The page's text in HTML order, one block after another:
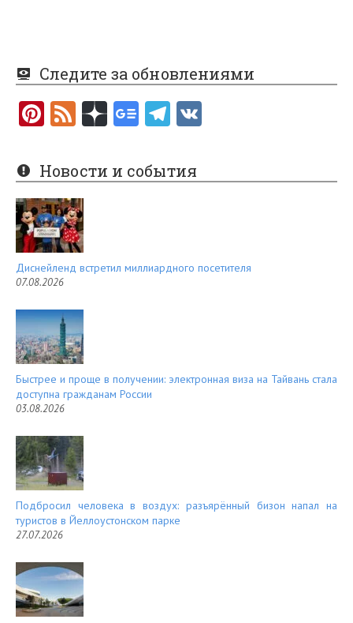
Следите за обновлениями
Pi
er
es
t
F
e
d
Новости и события
Диснейленд встретил миллиардного посетителя
07.08.2026
Быстрее и проще в получении: электронная виза на Тайвань стала
доступна гражданам России
03.08.2026
Подбросил человека в воздух: разъярённый бизон напал на
туристов в Йеллоустонском парке
27.07.2026